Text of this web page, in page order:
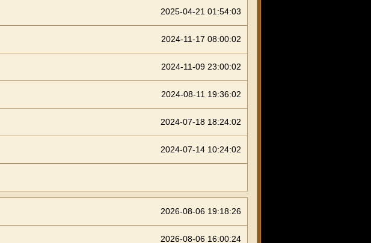
2025-04-21 01:54:03
2024-11-17 08:00:02
2024-11-09 23:00:02
2024-08-11 19:36:02
2024-07-18 18:24:02
2024-07-14 10:24:02
2026-08-06 19:18:26
2026-08-06 16:00:24